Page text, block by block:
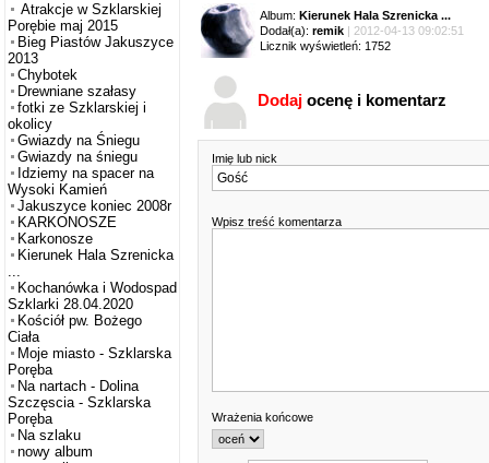
Atrakcje w Szklarskiej
Porębie maj 2015
Bieg Piastów Jakuszyce
2013
Chybotek
Drewniane szałasy
fotki ze Szklarskiej i
okolicy
Gwiazdy na Śniegu
Gwiazdy na śniegu
Idziemy na spacer na
Wysoki Kamień
Jakuszyce koniec 2008r
KARKONOSZE
Karkonosze
Kierunek Hala Szrenicka
...
Kochanówka i Wodospad
Szklarki 28.04.2020
Kościół pw. Bożego
Ciała
Moje miasto - Szklarska
Poręba
Na nartach - Dolina
Szczęscia - Szklarska
Poręba
Na szlaku
nowy album
Album: Kierunek Hala Szrenicka ...
Dodał(a): remik | 2012-04-13 09:02:51
Licznik wyświetleń: 1752
Dodaj ocenę i komentarz
Imię lub nick
Wpisz treść komentarza
Wrażenia końcowe